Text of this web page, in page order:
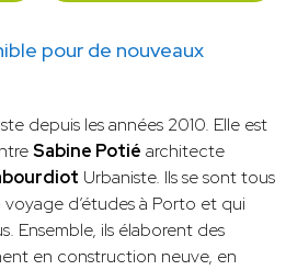
pour de nouveaux
depuis les années 2010. Elle est
Sabine Potié architecte
Urbaniste. Ils se sont tous
voyage d’études à Porto et qui
Ensemble, ils élaborent des
en construction neuve, en